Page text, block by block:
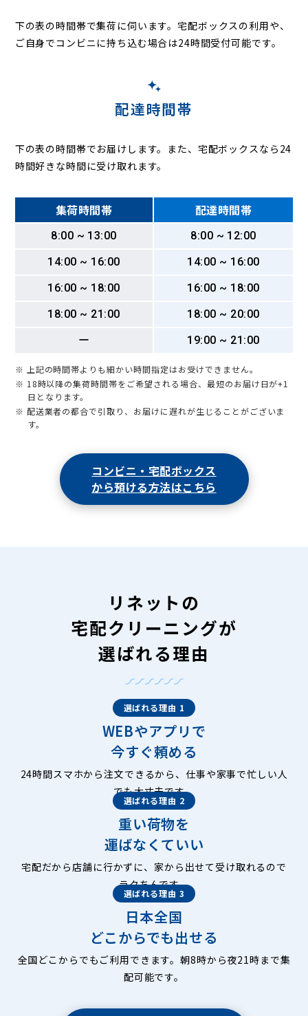
下の表の時間帯で集荷に伺います。宅配ボックスの利用や、
ご自身でコンビニに持ち込む場合は24時間受付可能です。
配達時間帯
下の表の時間帯でお届けします。また、宅配ボックスなら24
時間好きな時間に受け取れます。
集荷時間帯 配達時間帯
8:00 ~ 13:00
8:00 ~ 12:00
14:00 ~ 16:00
14:00 ~ 16:00
16:00 ~ 18:00
16:00 ~ 18:00
18:00 ~ 21:00
18:00 ~ 20:00
ー
19:00 ~ 21:00
※ 上記の時間帯よりも細かい時間指定はお受けできません。
※ 18時以降の集荷時間帯をご希望される場合、最短のお届け日が+1
日となります。
※ 配送業者の都合で引取り、お届けに遅れが生じることがございま
す。
コンビニ・宅配ボックス
から預ける方法はこちら
リネットの
宅配クリーニングが
選ばれる理由
選ばれる理由 1
WEBやアプリで
今すぐ頼める
24時間スマホから注文できるから、仕事や家事で忙しい人
でも大丈夫です。
選ばれる理由 2
重い荷物を
運ばなくていい
宅配だから店舗に行かずに、家から出せて受け取れるので
ラクちんです。
選ばれる理由 3
日本全国
どこからでも出せる
全国どこからでもご利用できます。朝8時から夜21時まで集
配可能です。